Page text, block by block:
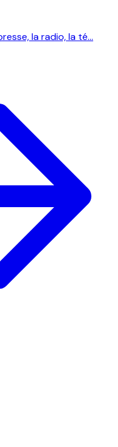
la radio, la té...